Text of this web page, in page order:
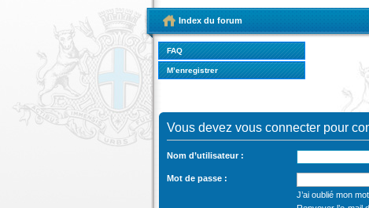
Index du forum
FAQ
M’enregistrer
Vous devez vous connecter pour
Nom d’utilisateur :
Mot de passe :
J’ai oublié mon